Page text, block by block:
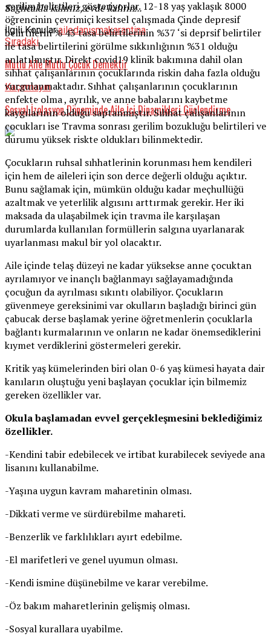
Sağlıcakla kalınız, evde kalınız..
İlgili Konular:ailedanışmakarantina
Sıradaki
Mutlu Aile Mutlu Çocuk Demektir
Kaçırmayın
Sosyal İzolasyon Döneminde Aile İçi Dinamikleri Güçlendirme
gerilim belirtileri gösteriyorlar. 12-18 yaş yaklaşık 8000
öğrencinin çevrimiçi kesitsel çalışmada Çinde depresif
belirtilerin % 43 tasa belirtilerinin %37 ‘si deprsif belirtiler
ile tasa belirtilerini görülme sıkkınlığının %31 olduğu
anlatılmıştır. Direkt covid19 klinik bakımına dahil olan
sıhhat çalışanlarının çocuklarında riskin daha fazla olduğu
vurgulanmaktadır. Sıhhat çalışanlarının çocuklarının
enfekte olma , ayrılık, ve anne babalarını kaybetme
kaygılarının olduğu saptanmıştır. Sıhhat çalışanlarının
çocukları ise Travma sonrası gerilim bozukluğu belirtileri ve
durumu yüksek riskte oldukları bilinmektedir.
Çocukların ruhsal sıhhatlerinin korunması hem kendileri
için hem de aileleri için son derce değerli olduğu açıktır.
Bunu sağlamak için, mümkün olduğu kadar meçhullüğü
azaltmak ve yeterlilik algısını arttırmak gerekir. Her iki
maksada da ulaşabilmek için travma ile karşılaşan
durumlarda kullanılan formüllerin salgına uyarlanarak
uyarlanması makul bir yol olacaktır.
Aile içinde telaş düzeyi ne kadar yüksekse anne çocuktan
ayrılamıyor ve inançlı bağlanmayı sağlayamadığında
çocuğun da ayrılması sıkıntı olabiliyor. Çocukların
güvenmeye gereksinimi var okulların başladığı birinci gün
çabucak derse başlamak yerine öğretmenlerin çocuklarla
bağlantı kurmalarının ve onların ne kadar önemsediklerini
kıymet verdiklerini göstermeleri gerekir.
Kritik yaş kümelerinden biri olan 0-6 yaş kümesi hayata dair
kanıların oluştuğu yeni başlayan çocuklar için bilmemiz
gereken özellikler var.
Okula başlamadan evvel gerçekleşmesini beklediğimiz
özellikler.
-Kendini tabir edebilecek ve irtibat kurabilecek seviyede ana
lisanını kullanabilme.
-Yaşına uygun kavram maharetinin olması.
-Dikkati verme ve sürdürebilme mahareti.
-Benzerlik ve farklılıkları ayırt edebilme.
-El marifetleri ve genel uyumun olması.
-Kendi ismine düşünebilme ve karar verebilme.
-Öz bakım maharetlerinin gelişmiş olması.
-Sosyal kurallara uyabilme.